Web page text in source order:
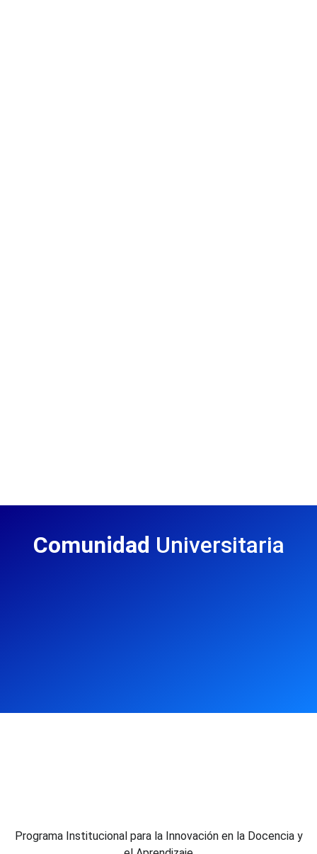
Comunidad Universitaria
Programa Institucional para la Innovación en la Docencia y